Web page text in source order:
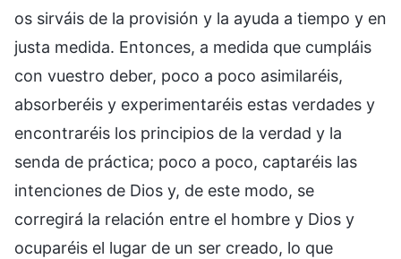
os sirváis de la provisión y la ayuda a tiempo y en
justa medida. Entonces, a medida que cumpláis
con vuestro deber, poco a poco asimilaréis,
absorberéis y experimentaréis estas verdades y
encontraréis los principios de la verdad y la
senda de práctica; poco a poco, captaréis las
intenciones de Dios y, de este modo, se
corregirá la relación entre el hombre y Dios y
ocuparéis el lugar de un ser creado, lo que